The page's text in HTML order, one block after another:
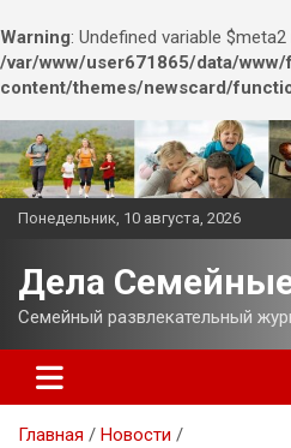
Warning: Undefined variable $meta2
/var/www/user671865/data/
content/themes/newscard/
Перейти
к
содержимому
Понедельник, 10 августа, 2026
Дела
Семейный развлекательный
Главная
Новости